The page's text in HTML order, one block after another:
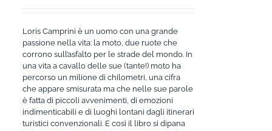
Loris Camprini è un uomo con una grande
passione nella vita: la moto, due ruote che
corrono sull’asfalto per le strade del mondo. In
una vita a cavallo delle sue (tante!) moto ha
percorso un milione di chilometri, una cifra
che appare smisurata ma che nelle sue parole
è fatta di piccoli avvenimenti, di emozioni
indimenticabili e di luoghi lontani dagli itinerari
turistici convenzionali. E così il libro si dipana